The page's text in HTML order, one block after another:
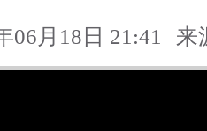
06月18日 21:41 来